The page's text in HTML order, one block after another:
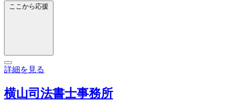
ここから応援
詳細を見る
横山司法書士事務所